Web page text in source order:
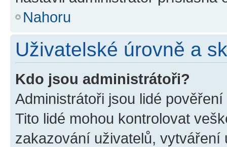
Nahoru
Uživatelské úrovně a
Kdo jsou administrátoři?
Administrátoři jsou lidé
Tito lidé mohou kontrolovat
zakazování uživatelů,